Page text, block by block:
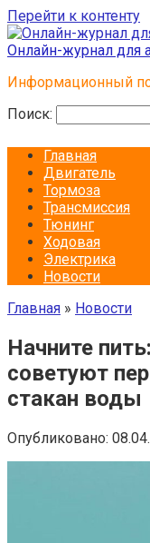
Перейти к контенту
Онлайн-журнал для
Информационный
Поиск:
Главная
Двигатель
Тормоза
Трансмиссия
Тюнинг
Ходовая
Электрика
Новости
Главная » Новости
Начните
советуют
стакан воды
Опубликовано: